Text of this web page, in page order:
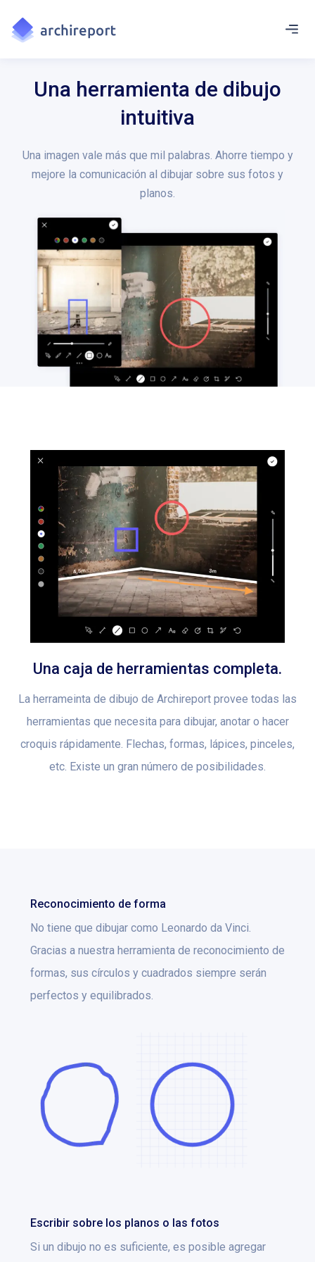
Una herramienta de dibujo
intuitiva
Una imagen vale más que mil palabras. Ahorre tiempo y
mejore la comunicación al dibujar sobre sus fotos y
planos.
Una caja de herramientas completa.
La herrameinta de dibujo de Archireport provee todas las
herramientas que necesita para dibujar, anotar o hacer
croquis rápidamente. Flechas, formas, lápices, pinceles,
etc. Existe un gran número de posibilidades.
Reconocimiento de forma
No tiene que dibujar como Leonardo da Vinci.
Gracias a nuestra herramienta de reconocimiento de
formas, sus círculos y cuadrados siempre serán
perfectos y equilibrados.
Escribir sobre los planos o las fotos
Si un dibujo no es suficiente, es posible agregar